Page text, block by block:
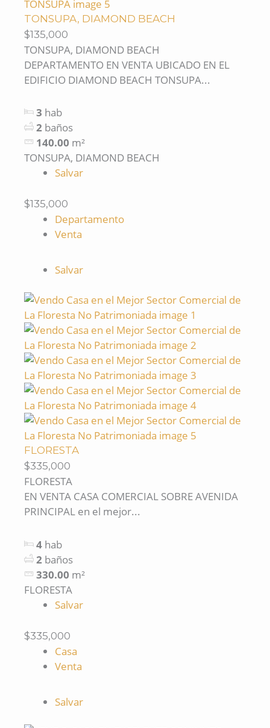
TONSUPA, DIAMOND BEACH
$135,000
TONSUPA, DIAMOND BEACH
DEPARTAMENTO EN VENTA UBICADO EN EL
EDIFICIO DIAMOND BEACH TONSUPA...
3 hab
2 baños
140.00 m²
TONSUPA, DIAMOND BEACH
Salvar
$135,000
Departamento
Venta
Salvar
FLORESTA
$335,000
FLORESTA
EN VENTA CASA COMERCIAL SOBRE AVENIDA
PRINCIPAL en el mejor...
4 hab
2 baños
330.00 m²
FLORESTA
Salvar
$335,000
Casa
Venta
Salvar